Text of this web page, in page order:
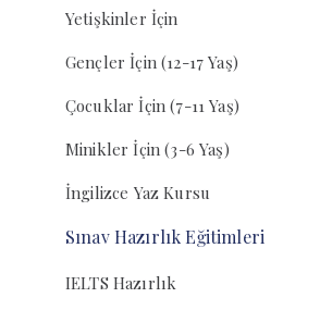
Yetişkinler İçin
Gençler İçin (12-17 Yaş)
Çocuklar İçin (7-11 Yaş)
Minikler İçin (3-6 Yaş)
İngilizce Yaz Kursu
Sınav Hazırlık Eğitimleri
IELTS Hazırlık